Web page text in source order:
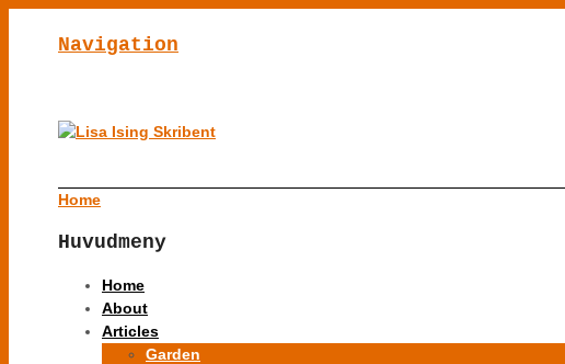
Navigation
Home
Huvudmeny
Home
About
Articles
Garden